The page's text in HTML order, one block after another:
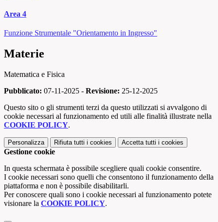
Area 4
Funzione Strumentale "Orientamento in Ingresso"
Materie
Matematica e Fisica
Pubblicato: 07-11-2025 - Revisione: 25-12-2025
Questo sito o gli strumenti terzi da questo utilizzati si avvalgono di
cookie necessari al funzionamento ed utili alle finalità illustrate nella
COOKIE POLICY.
Personalizza Rifiuta tutti i cookies Accetta tutti i cookies
Gestione cookie
In questa schermata è possibile scegliere quali cookie consentire.
I cookie necessari sono quelli che consentono il funzionamento della
piattaforma e non è possibile disabilitarli.
Per conoscere quali sono i cookie necessari al funzionamento potete
visionare la COOKIE POLICY.